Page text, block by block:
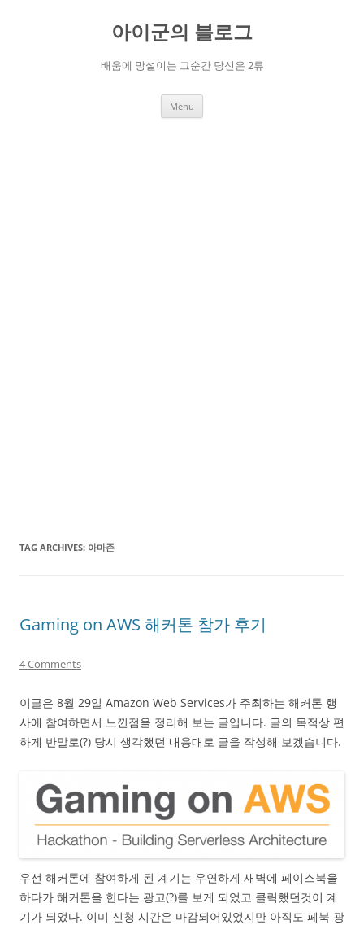
아이군의 블로그
배움에 망설이는 그순간 당신은 2류
Menu
TAG ARCHIVES: 아마존
Gaming on AWS 해커톤 참가 후기
4 Comments
이글은 8월 29일 Amazon Web Services가 주최하는 해커톤 행
사에 참여하면서 느낀점을 정리해 보는 글입니다. 글의 목적상 편
하게 반말로(?) 당시 생각했던 내용대로 글을 작성해 보겠습니다.
우선 해커톤에 참여하게 된 계기는 우연하게 새벽에 페이스북을
하다가 해커톤을 한다는 광고(?)를 보게 되었고 클릭했던것이 계
기가 되었다. 이미 신청 시간은 마감되어있었지만 아직도 페북 광